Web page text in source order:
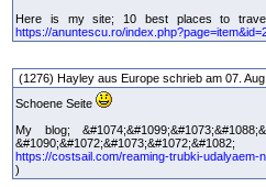
Here is my site; 10 best places to
https://anuntescu.ro/
(1276) Hayley aus Europe schrieb am 07.
Schoene Seite
My blog;
https://costsail.com/reaming-trubki-udalyaem-
)